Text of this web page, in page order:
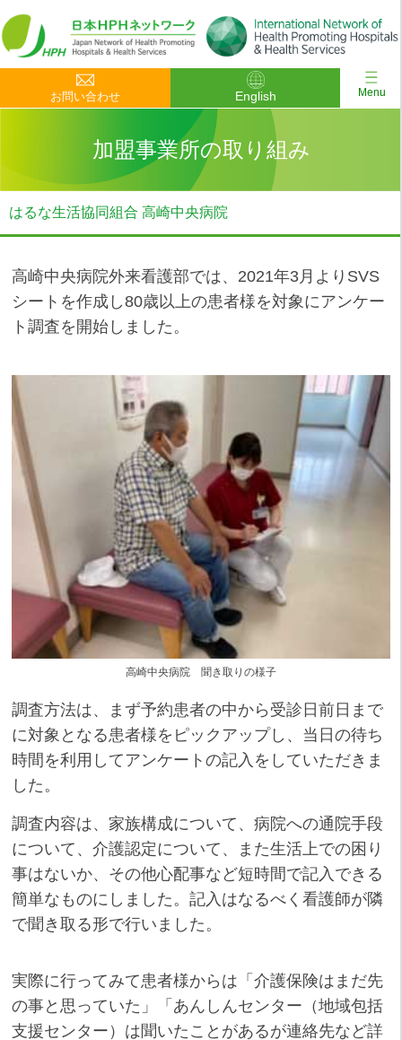
お問い合わせ English Menu
加盟事業所の取り組み
はるな生活協同組合 高崎中央病院
高崎中央病院外来看護部では、2021年3月よりSVS
シートを作成し80歳以上の患者様を対象にアンケー
ト調査を開始しました。
高崎中央病院 聞き取りの様子
調査方法は、まず予約患者の中から受診日前日まで
に対象となる患者様をピックアップし、当日の待ち
時間を利用してアンケートの記入をしていただきま
した。
調査内容は、家族構成について、病院への通院手段
について、介護認定について、また生活上での困り
事はないか、その他心配事など短時間で記入できる
簡単なものにしました。記入はなるべく看護師が隣
で聞き取る形で行いました。
実際に行ってみて患者様からは「介護保険はまだ先
の事と思っていた」「あんしんセンター（地域包括
支援センター）は聞いたことがあるが連絡先など詳